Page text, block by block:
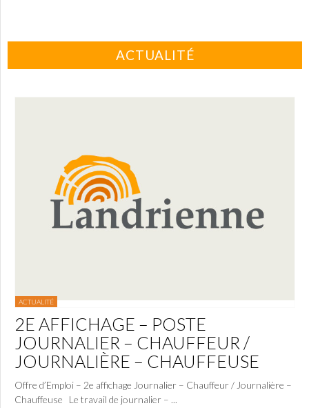
ACTUALITÉ
ACTUALITÉ
2E AFFICHAGE – POSTE
JOURNALIER – CHAUFFEUR /
JOURNALIÈRE – CHAUFFEUSE
Offre d’Emploi – 2e affichage Journalier – Chauffeur / Journalière –
Chauffeuse Le travail de journalier – ...